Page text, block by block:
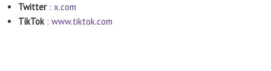
Twitter: x.com
TikTok : www.tiktok.com